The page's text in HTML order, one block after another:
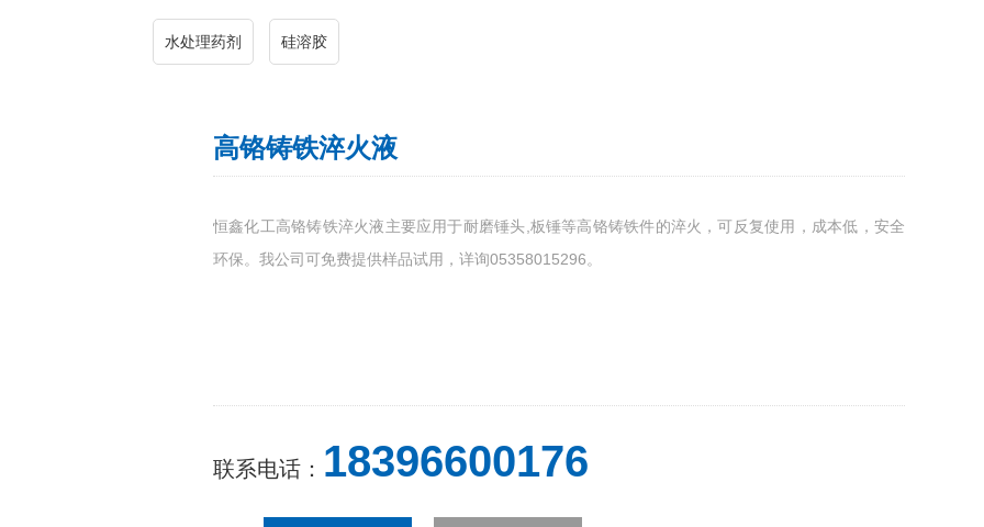
水处理药剂 硅溶胶
高铬铸铁淬火液
恒鑫化工高铬铸铁淬火液主要应用于耐磨锤头,板锤等高铬铸铁件的淬火，可反复使用，成本低，安全
环保。我公司可免费提供样品试用，详询05358015296。
联系电话： 18396600176